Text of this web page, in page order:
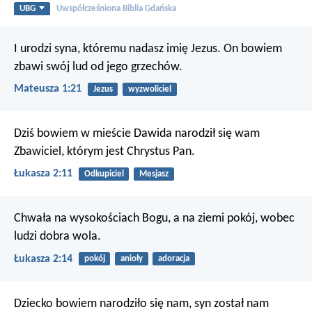
UBG Uwspółcześniona Biblia Gdańska
I urodzi syna, któremu nadasz imię Jezus. On bowiem
zbawi swój lud od jego grzechów.
Mateusza 1:21 Jezus wyzwoliciel
Dziś bowiem w mieście Dawida narodził się wam
Zbawiciel, którym jest Chrystus Pan.
Łukasza 2:11 Odkupiciel Mesjasz
Chwała na wysokościach Bogu, a na ziemi pokój, wobec
ludzi dobra wola.
Łukasza 2:14 pokój anioły adoracja
Dziecko bowiem narodziło się nam, syn został nam